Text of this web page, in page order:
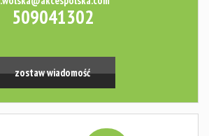
509041302
zostaw wiadomość